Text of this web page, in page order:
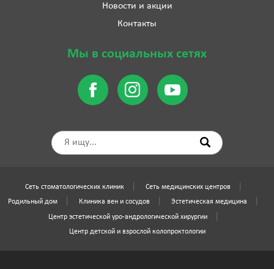
Новости и акции
Контакты
Мы в социальных сетях
Сеть стоматологических клиник Сеть медицинских центров
Родильный дом Клиника вен и сосудов Эстетическая медицина
Центр эстетической уро-андрологической хирургии
Центр детской и взрослой колопроктологии